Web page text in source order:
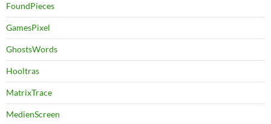
FoundPieces
GamesPixel
GhostsWords
Hooltras
MatrixTrace
MedienScreen